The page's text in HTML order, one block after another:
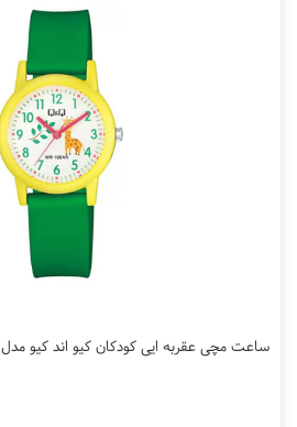
ساعت مچی عقربه ایی کودکان کیو اند کیو مدل V23A-010V